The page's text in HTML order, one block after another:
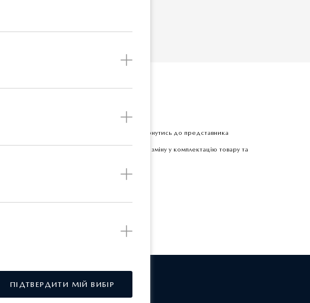
конкретної одиниці товару прохання звернутись до представника
залишає за собою право вносити зміну у комплектацію товару та
ПІДТВЕРДИТИ МІЙ ВИБІР